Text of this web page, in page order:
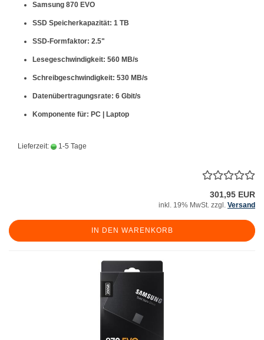
Samsung 870 EVO
SSD Speicherkapazität: 1 TB
SSD-Formfaktor: 2.5"
Lesegeschwindigkeit: 560 MB/s
Schreibgeschwindigkeit: 530 MB/s
Datenübertragungsrate: 6 Gbit/s
Komponente für: PC | Laptop
Lieferzeit: 1-5 Tage
301,95 EUR
inkl. 19% MwSt. zzgl. Versand
IN DEN WARENKORB